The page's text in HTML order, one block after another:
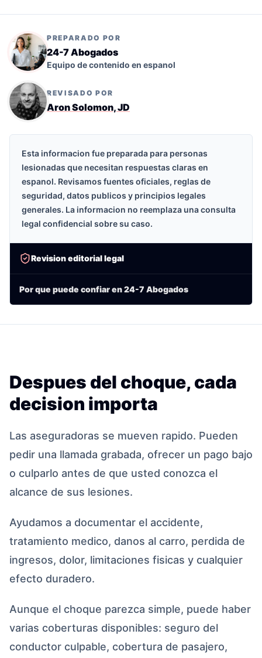
PREPARADO POR
24-7 Abogados
Equipo de contenido en espanol
REVISADO POR
Aron Solomon, JD
Esta informacion fue preparada para personas
lesionadas que necesitan respuestas claras en
espanol. Revisamos fuentes oficiales, reglas de
seguridad, datos publicos y principios legales
generales. La informacion no reemplaza una consulta
legal confidencial sobre su caso.
Revision editorial legal
Por que puede confiar en 24-7 Abogados
Despues del choque, cada
decision importa
Las aseguradoras se mueven rapido. Pueden
pedir una llamada grabada, ofrecer un pago bajo
o culparlo antes de que usted conozca el
alcance de sus lesiones.
Ayudamos a documentar el accidente,
tratamiento medico, danos al carro, perdida de
ingresos, dolor, limitaciones fisicas y cualquier
efecto duradero.
Aunque el choque parezca simple, puede haber
varias coberturas disponibles: seguro del
conductor culpable, cobertura de pasajero,